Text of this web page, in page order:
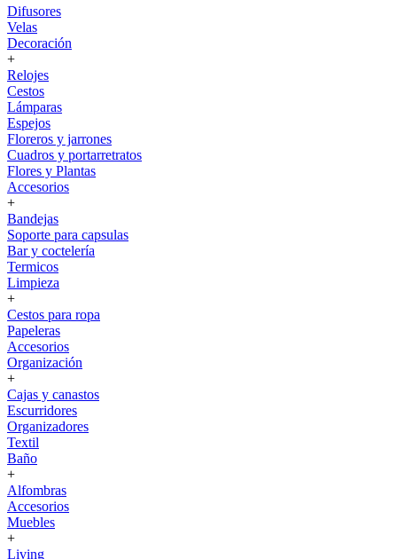
Difusores
Velas
Decoración
+
Relojes
Cestos
Lámparas
Espejos
Floreros y jarrones
Cuadros y portarretratos
Flores y Plantas
Accesorios
+
Bandejas
Soporte para capsulas
Bar y coctelería
Termicos
Limpieza
+
Cestos para ropa
Papeleras
Accesorios
Organización
+
Cajas y canastos
Escurridores
Organizadores
Textil
Baño
+
Alfombras
Accesorios
Muebles
+
Living